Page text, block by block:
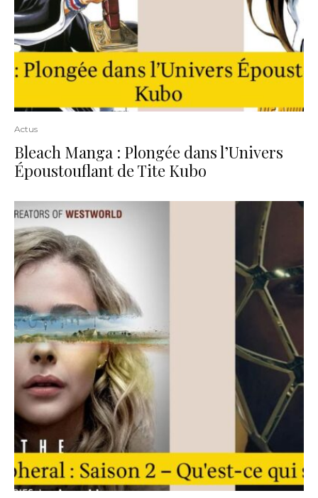
Actus
Bleach Manga : Plongée dans l’Univers
Époustouflant de Tite Kubo